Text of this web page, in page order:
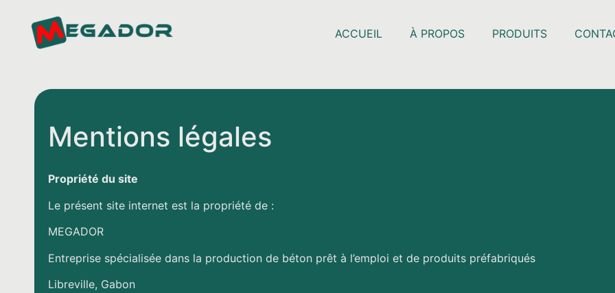
Mentions légales
Propriété du site
Le présent site internet est la propriété de :
MEGADOR
Entreprise spécialisée dans la production de béton prêt à l’emploi et de produits préfabriqués
Libreville, Gabon
ACCUEIL À PROPOS PRODUITS